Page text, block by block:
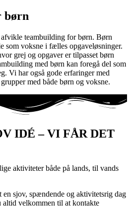
børn
teambuilding for børn. Børn
som voksne i fælles opgaveløsninger.
grej og opgaver er tilpasset børn
med børn kan foregå del som
Vi har også gode erfaringer med
med både børn og voksne.
IDÉ – VI FÅR DET
aktiviteter både på lands, til vands
en sjov, spændende og aktivitetsrig dag
altid velkommen til at kontakte